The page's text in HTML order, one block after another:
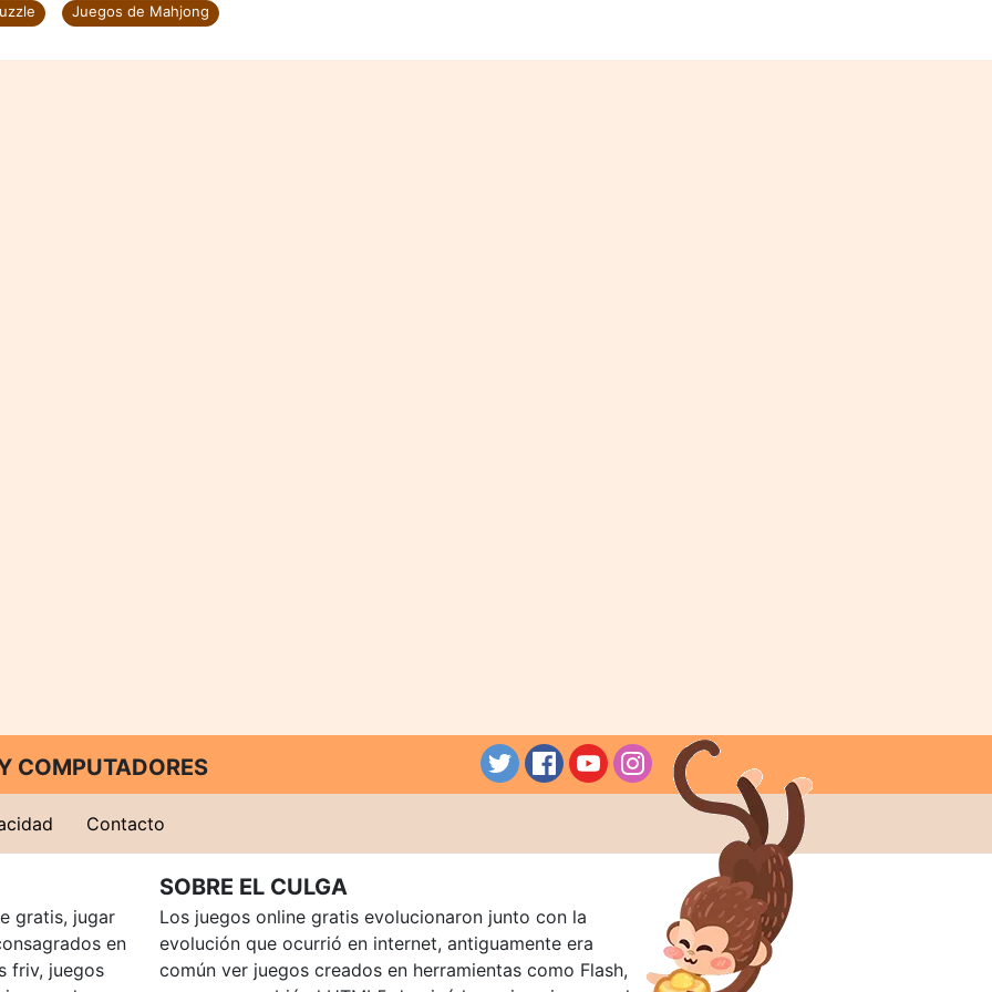
Juegos de Mahjong
COMPUTADORES
Contacto
gratis, jugar
en
friv, juegos
SOBRE EL CULGA
Los juegos online gratis evolucionaron junto con la
evolución que ocurrió en internet, antiguamente era
común ver juegos creados en herramientas como Flash,